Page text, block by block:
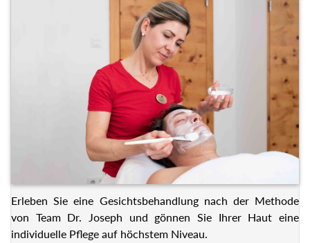
Erleben Sie eine Gesichtsbehandlung nach der Methode
von Team Dr. Joseph und gönnen Sie Ihrer Haut eine
individuelle Pflege auf höchstem Niveau.